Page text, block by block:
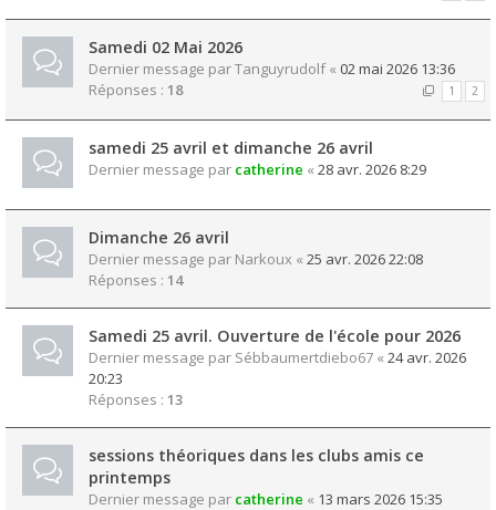
Samedi 02 Mai 2026
Dernier message parTanguyrudolf« 02 mai 2026 13:36
Réponses : 18 1 2
samedi 25 avril et dimanche 26 avril
Dernier message par catherine « 28 avr. 2026 8:29
Dimanche 26 avril
Dernier message par Narkoux « 25 avr. 2026 22:08
Réponses : 14
Samedi 25 avril. Ouverture de l'école pour 2026
Dernier message par Sébbaumertdiebo67 « 24 avr. 2026
20:23
Réponses : 13
sessions théoriques dans les clubs amis ce
printemps
Dernier message par catherine « 13 mars 2026 15:35